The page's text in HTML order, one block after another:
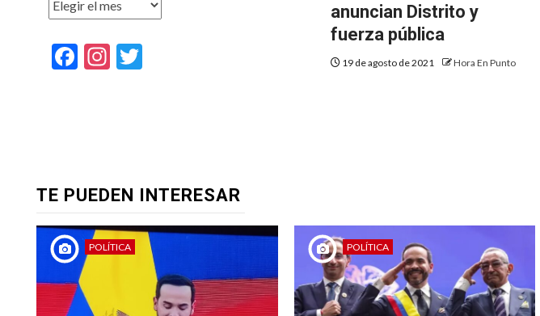
anuncian Distrito y
fuerza pública
19 de agosto de 2021 Hora En Punto
Facebook
Instagram
TE PUEDEN INTERESAR
POLÍTICA POLÍTICA